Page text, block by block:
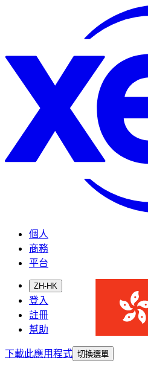
個人
商務
平台
ZH-HK
登入
註冊
幫助
下載此應用程式 切換選單